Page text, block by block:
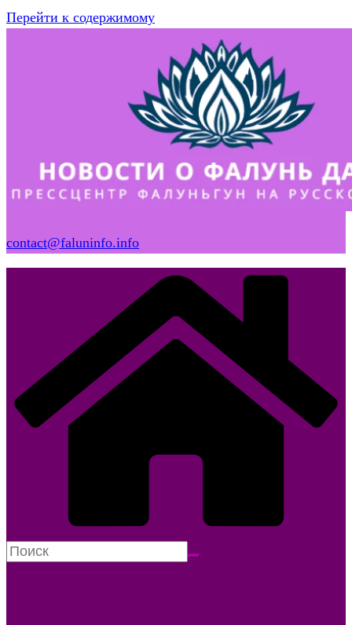
Перейти к содержимому
contact@faluninfo.info